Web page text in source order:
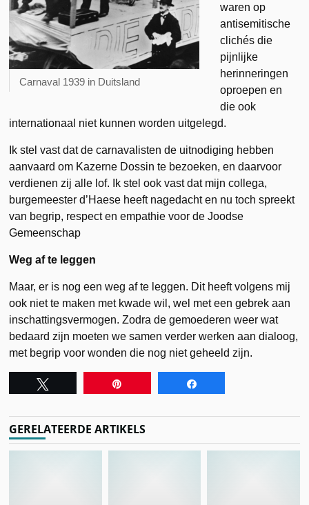
Carnaval 1939 in Duitsland
waren op
antisemitische
clichés die
pijnlijke
herinneringen
oproepen en
die ook
internationaal niet kunnen worden uitgelegd.
Ik stel vast dat de carnavalisten de uitnodiging hebben
aanvaard om Kazerne Dossin te bezoeken, en daarvoor
verdienen zij alle lof. Ik stel ook vast dat mijn collega,
burgemeester d’Haese heeft nagedacht en nu toch spreekt
van begrip, respect en empathie voor de Joodse
Gemeenschap
Weg af te leggen
Maar, er is nog een weg af te leggen. Dit heeft volgens mij
ook niet te maken met kwade wil, wel met een gebrek aan
inschattingsvermogen. Zodra de gemoederen weer wat
bedaard zijn moeten we samen verder werken aan dialoog,
met begrip voor wonden die nog niet geheeld zijn.
GERELATEERDE ARTIKELS